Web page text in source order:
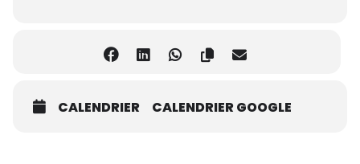
CALENDRIER CALENDRIER GOOGLE